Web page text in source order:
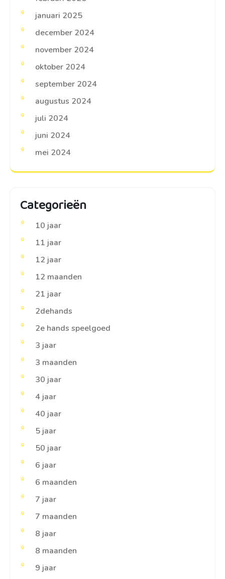
januari 2025
december 2024
november 2024
oktober 2024
september 2024
augustus 2024
juli 2024
juni 2024
mei 2024
Categorieën
10 jaar
11 jaar
12 jaar
12 maanden
21 jaar
2dehands
2e hands speelgoed
3 jaar
3 maanden
30 jaar
4 jaar
40 jaar
5 jaar
50 jaar
6 jaar
6 maanden
7 jaar
7 maanden
8 jaar
8 maanden
9 jaar